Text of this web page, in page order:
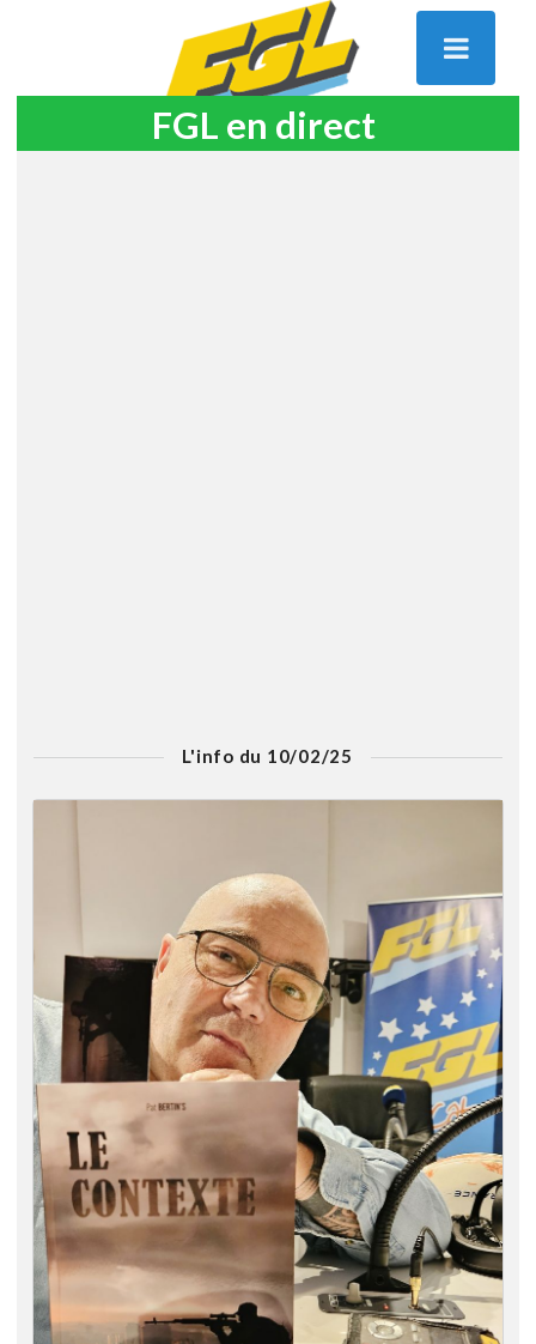
FGL en direct
L'info du 10/02/25